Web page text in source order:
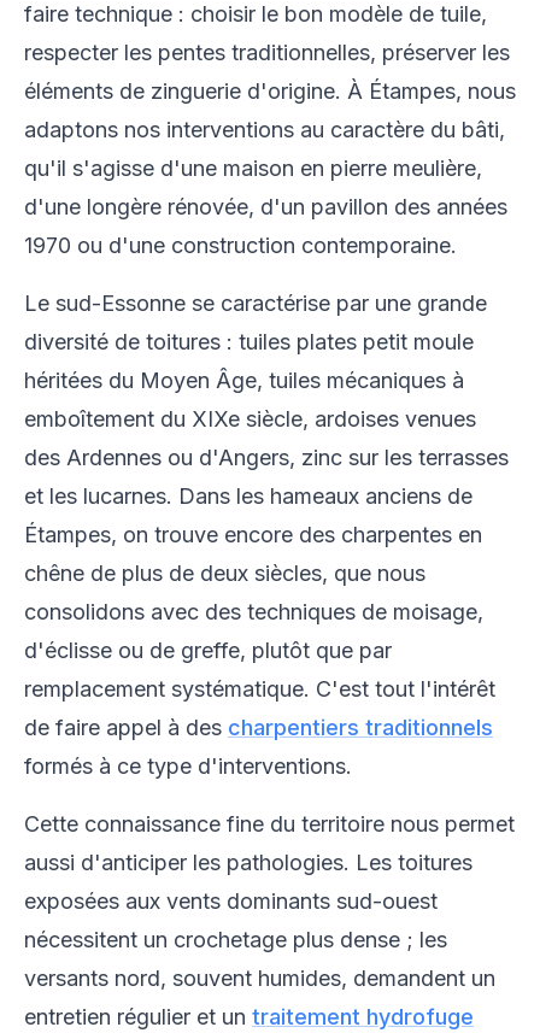
faire technique : choisir le bon modèle de tuile,
respecter les pentes traditionnelles, préserver les
éléments de zinguerie d'origine. À Étampes, nous
adaptons nos interventions au caractère du bâti,
qu'il s'agisse d'une maison en pierre meulière,
d'une longère rénovée, d'un pavillon des années
1970 ou d'une construction contemporaine.
Le sud-Essonne se caractérise par une grande
diversité de toitures : tuiles plates petit moule
héritées du Moyen Âge, tuiles mécaniques à
emboîtement du XIXe siècle, ardoises venues
des Ardennes ou d'Angers, zinc sur les terrasses
et les lucarnes. Dans les hameaux anciens de
Étampes, on trouve encore des charpentes en
chêne de plus de deux siècles, que nous
consolidons avec des techniques de moisage,
d'éclisse ou de greffe, plutôt que par
remplacement systématique. C'est tout l'intérêt
de faire appel à des charpentiers traditionnels
formés à ce type d'interventions.
Cette connaissance fine du territoire nous permet
aussi d'anticiper les pathologies. Les toitures
exposées aux vents dominants sud-ouest
nécessitent un crochetage plus dense ; les
versants nord, souvent humides, demandent un
entretien régulier et un traitement hydrofuge